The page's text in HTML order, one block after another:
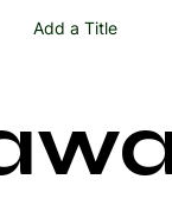
Add a Title